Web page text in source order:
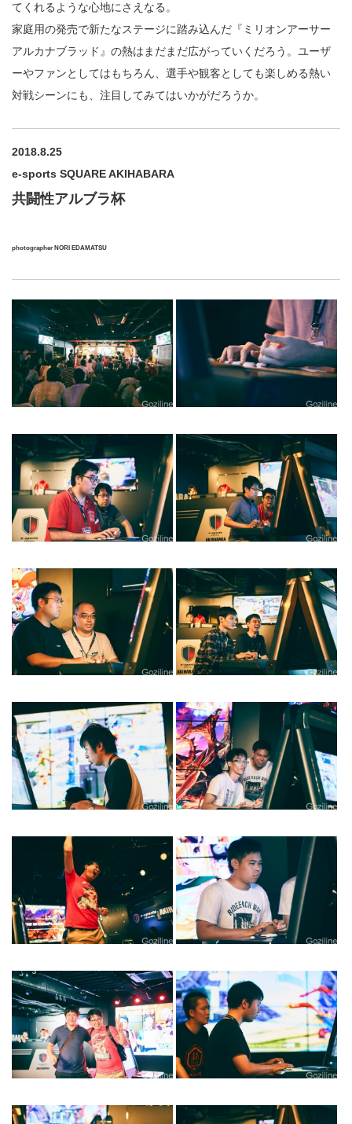
てくれるような心地にさえなる。
家庭用の発売で新たなステージに踏み込んだ『ミリオンアーサー
アルカナブラッド』の熱はまだまだ広がっていくだろう。ユーザ
ーやファンとしてはもちろん、選手や観客としても楽しめる熱い
対戦シーンにも、注目してみてはいかがだろうか。
2018.8.25
e-sports SQUARE AKIHABARA
共闘性アルブラ杯
photographer NORI EDAMATSU